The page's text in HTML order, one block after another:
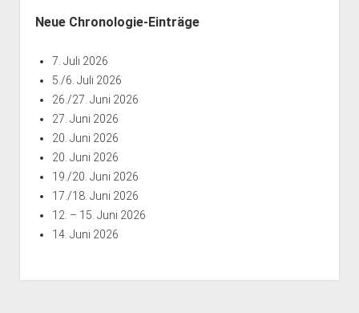
Neue Chronologie-Einträge
7. Juli 2026
5./6. Juli 2026
26./27. Juni 2026
27. Juni 2026
20. Juni 2026
20. Juni 2026
19./20. Juni 2026
17./18. Juni 2026
12. – 15. Juni 2026
14. Juni 2026